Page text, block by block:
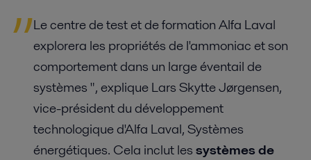
Le centre de test et de formation Alfa Laval
explorera les propriétés de l'ammoniac et son
comportement dans un large éventail de
systèmes ", explique Lars Skytte Jørgensen,
vice-président du développement
technologique d'Alfa Laval, Systèmes
énergétiques. Cela inclut lessystèmes de